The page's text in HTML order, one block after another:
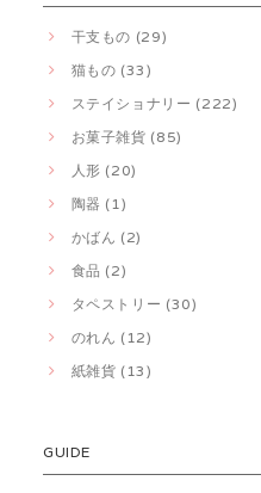
干支もの (29)
猫もの (33)
ステイショナリー (222)
お菓子雑貨 (85)
人形 (20)
陶器 (1)
かばん (2)
食品 (2)
タペストリー (30)
のれん (12)
紙雑貨 (13)
GUIDE